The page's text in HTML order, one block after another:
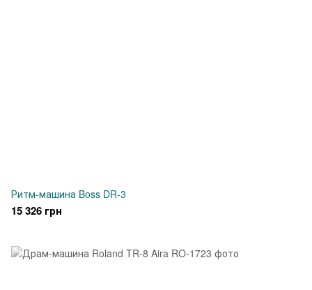
Ритм-машина Boss DR-3
15 326 грн